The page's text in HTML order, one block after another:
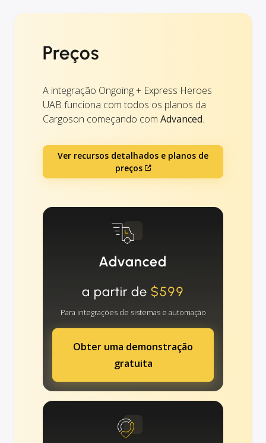
Preços
A integração Ongoing + Express Heroes
UAB funciona com todos os planos da
Cargoson começando com Advanced.
Ver recursos detalhados e planos de
preços
Advanced
a partir de $599
Para integrações de sistemas e automação
Obter uma demonstração
gratuita